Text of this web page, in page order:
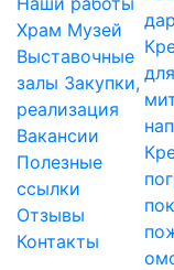
Храм Музей
Выставочные
залы Закупки,
реализация
Вакансии
Полезные
ссылки
Отзывы
Контакты